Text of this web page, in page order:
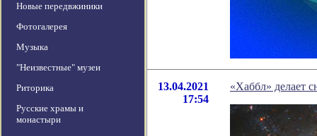
Новые передвжиники
Фотогалерея
Музыка
"Неизвестные" музеи
Риторика
Русские храмы и
монастыри
13.04.2021
17:54
«Хаббл» делает